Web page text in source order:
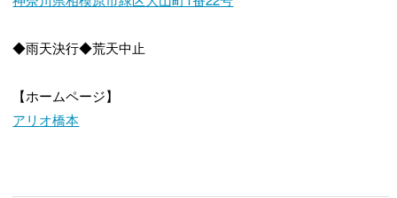
◆雨天決行◆荒天中止
【ホームページ】
アリオ橋本